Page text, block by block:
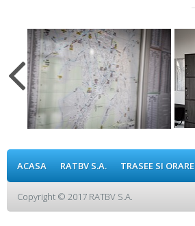
ACASA RATBV S.A. TRASEE SI ORARE
Copyright © 2017 RATBV S.A.